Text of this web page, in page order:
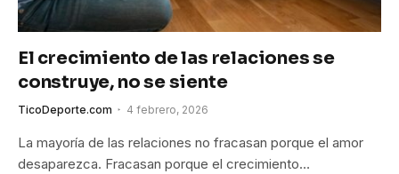
El crecimiento de las relaciones se
construye, no se siente
TicoDeporte.com 4 febrero, 2026
La mayoría de las relaciones no fracasan porque el amor
desaparezca. Fracasan porque el crecimiento…